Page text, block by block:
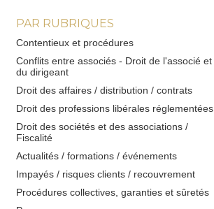
PAR RUBRIQUES
Contentieux et procédures
Conflits entre associés - Droit de l'associé et
du dirigeant
Droit des affaires / distribution / contrats
Droit des professions libérales réglementées
Droit des sociétés et des associations /
Fiscalité
Actualités / formations / événements
Impayés / risques clients / recouvrement
Procédures collectives, garanties et sûretés